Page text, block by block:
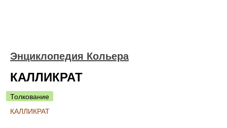
Энциклопедия Кольера
КАЛЛИКРАТ
Толкование
КАЛЛИКРАТ